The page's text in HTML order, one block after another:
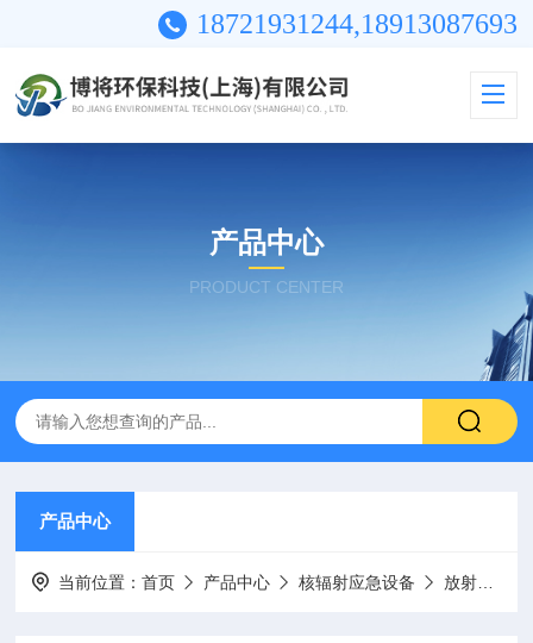
18721931244,18913087693
产品中心
PRODUCT CENTER
产品中心
当前位置：首页 产品中心 核辐射应急设备 放射性局部去污洗消装备